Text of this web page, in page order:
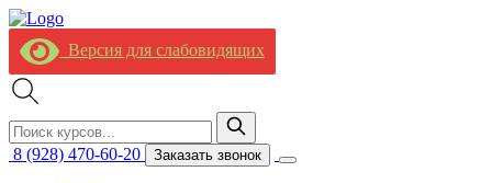
Версия для слабовидящих
8 (928) 470-60-20 Заказать звонок